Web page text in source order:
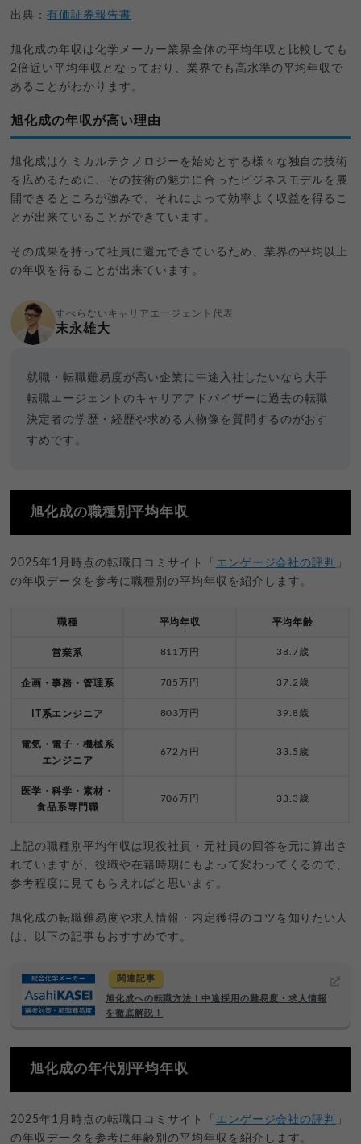
出典：有価証券報告書
旭化成の年収は化学メーカー業界全体の平均年収と比較しても
2倍近い平均年収となっており、業界でも高水準の平均年収で
あることがわかります。
旭化成の年収が高い理由
旭化成はケミカルテクノロジーを始めとする様々な独自の技術
を広めるために、その技術の魅力に合ったビジネスモデルを展
開できるところが強みで、それによって効率よく収益を得るこ
とが出来ていることができています。
その成果を持って社員に還元できているため、業界の平均以上
の年収を得ることが出来ています。
すべらないキャリアエージェント代表
末永雄大
就職・転職難易度が高い企業に中途入社したいなら大手
転職エージェントのキャリアアドバイザーに過去の転職
決定者の学歴・経歴や求める人物像を質問するのがおす
すめです。
旭化成の職種別平均年収
2025年1月時点の転職口コミサイト「 エンゲージ会社の評判
」
の年収データを参考に職種別の平均年収を紹介します。
職種 平均年収 平均年齢
営業系 811万円 38.7歳
企画・事務・管理系 785万円 37.2歳
IT系エンジニア 803万円 39.8歳
電気・電子・機械系
エンジニア
672万円 33.5歳
医学・科学・素材・
食品系専門職
706万円 33.3歳
上記の職種別平均年収は現役社員・元社員の回答を元に算出さ
れていますが、役職や在籍時期にもよって変わってくるので、
参考程度に見てもらえればと思います。
旭化成の転職難易度や求人情報・内定獲得のコツを知りたい人
は、以下の記事もおすすめです。
関連記事
旭化成への転職方法！中途採用の難易度・求人情報
を徹底解説！
旭化成の年代別平均年収
2025年1月時点の転職口コミサイト「 エンゲージ会社の評判
」
の年収データを参考に年齢別の平均年収を紹介します。